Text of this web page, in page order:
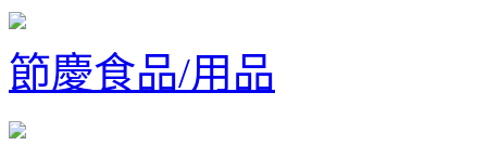
節慶食品/用品